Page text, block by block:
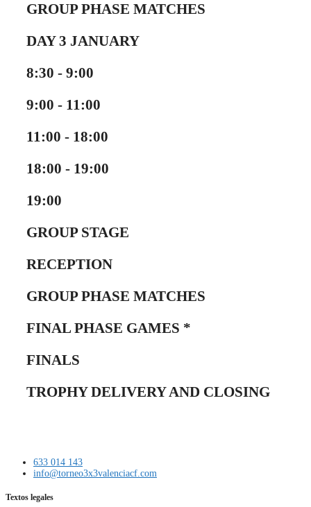
GROUP PHASE MATCHES
DAY3 JANUARY
8:30 - 9:00
9:00 - 11:00
11:00 - 18:00
18:00 - 19:00
19:00
GROUP STAGE
RECEPTION
GROUP PHASE MATCHES
FINAL PHASE GAMES *
FINALS
TROPHY DELIVERY AND CLOSING
633 014 143
info@torneo3x3valenciacf.com
Textos legales